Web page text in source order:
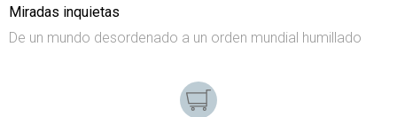
Miradas inquietas
De un mundo desordenado a un orden mundial humillado